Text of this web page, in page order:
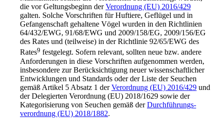
die vor Geltungsbeginn derVerordnung (EU) 2016/429
galten. Solche Vorschriften für Huftiere, Geflügel und in
Gefangenschaft gehaltene Vögel wurden in den Richtlinien
64/432/EWG, 91/68/EWG und 2009/158/EG, 2009/156/EG
des Rates und (teilweise) in derRichtlinie 92/65/EWG des
Rates9 festgelegt. Sofern relevant, sollten neue bzw. andere
Anforderungen in diese Vorschriften aufgenommen werden,
insbesondere zur Berücksichtigung neuer wissenschaftlicher
Entwicklungen und Standards oder der Liste der Seuchen
gemäß Artikel 5 Absatz 1 derVerordnung (EU) 2016/429 und
der Delegierten Verordnung (EU) 2018/1629 sowie der
Kategorisierung von Seuchen gemäß derDurchführungs­
verordnung (EU) 2018/1882.